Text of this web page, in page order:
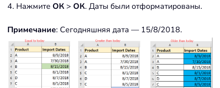
4. Нажмите ОК > ОК. Даты были отформатированы.
Примечание: Сегодняшняя дата — 15/8/2018.